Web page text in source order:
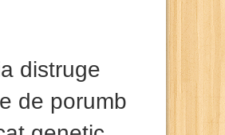
distruge
de porumb